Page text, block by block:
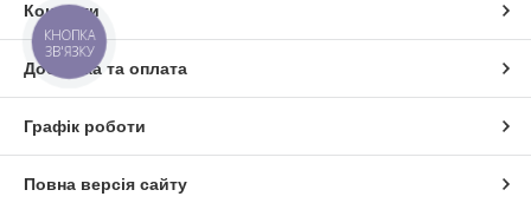
Контакти
Доставка та оплата
Графік роботи
Повна версія сайту
КНОПКА
ЗВ'ЯЗКУ